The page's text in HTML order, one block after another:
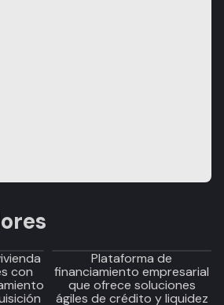
con
Plataforma de
financiamiento empresarial
que ofrece soluciones
ágiles de crédito y liquidez